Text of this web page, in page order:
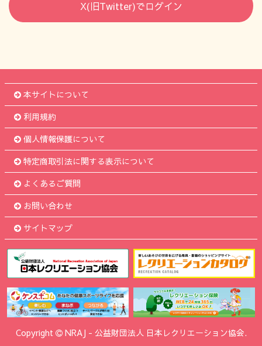
X(旧Twitter)でログイン
本サイトについて
利用規約
個人情報保護について
特定商取引法に関する表示について
よくあるご質問
お問い合わせ
サイトマップ
Copyright NRAJ - 公益財団法人 日本レクリエーション協会.